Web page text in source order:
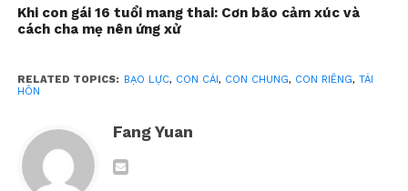
Chị B – một người phụ nữ làm bảo mẫu, từng bước
vào cuộc hôn nhân thứ hai với hy vọng tìm được
Trước khi tiến tới, chị đã trò chuyện với con:“Mẹ
mẹ lo cho con.”
Đứa trẻ chỉ im lặng. Và đúng như sự im lặng ấy, cả
Khi con gái 16 tuổi mang thai: Cơn bão cảm xúc và
cách cha mẹ nên ứng xử
RELATED TOPICS: BẠO LỰC, CON CÁI , CON CHUNG, CON RIÊNG, TÁI
HÔN
Fang Yuan